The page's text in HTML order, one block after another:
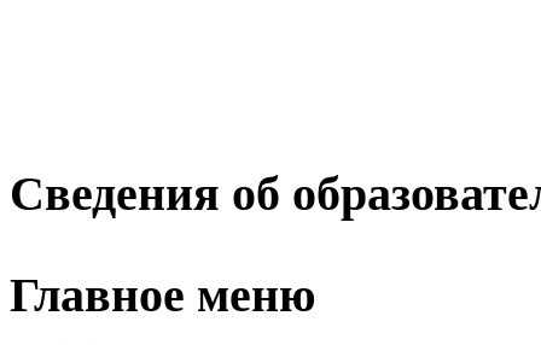
Сведения об
Главное меню